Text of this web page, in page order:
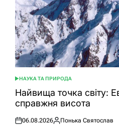
ОПУБЛІКУВАТИ
У
НАУКА ТА ПРИРОДА
Найвища точка світу:
справжня висота
Оприлюднено
06.08.2026
Опубліковано
Понька Святослав